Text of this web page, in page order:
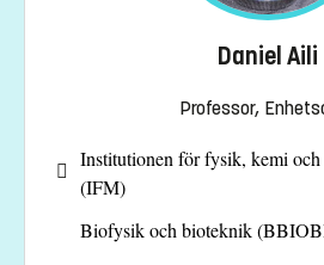
Daniel Aili
Professor,
Institutionen för fysik, kemi
(IFM)
Biofysik och bioteknik